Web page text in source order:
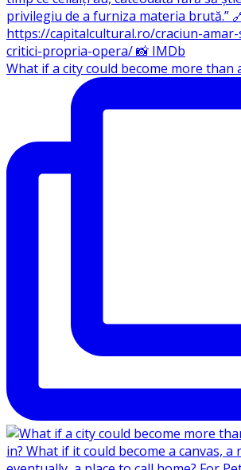
What if a city could become more than